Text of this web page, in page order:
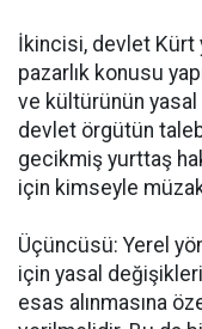
İkincisi, devlet Kürt
pazarlık konusu
ve kültürünün yasal
devlet örgütün
gecikmiş yurttaş
için kimseyle
Üçüncüsü: Yerel
için yasal
esas alınmasına